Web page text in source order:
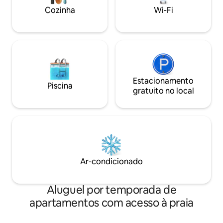
experimente.
Cozinha Wi-Fi
Piscina
Estacionamento
gratuito no local
Ar-condicionado
Aluguel por temporada de
apartamentos com acesso à praia